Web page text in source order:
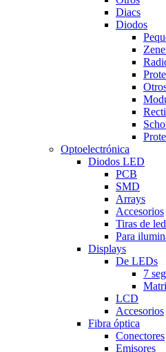
Diacs
Diodos
Optoelectrónica
Diodos LED
PCB
SMD
Arrays
Accesorios
Tiras de
Para
Displays
De LEDs
7
LCD
Accesorios
Fibra óptica
Conectores
Emisores